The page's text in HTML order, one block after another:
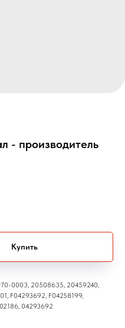
- производитель
Купить
0003, 20508635, 20459240,
F04293692, F04258199,
04293692